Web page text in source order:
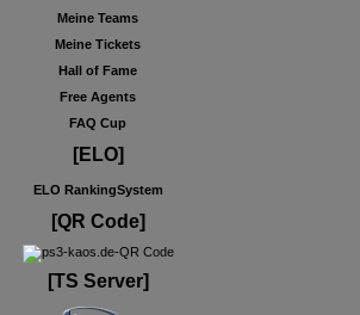
Meine Teams
Meine Tickets
Hall of Fame
Free Agents
FAQ Cup
[ELO]
ELO RankingSystem
[QR Code]
[TS Server]